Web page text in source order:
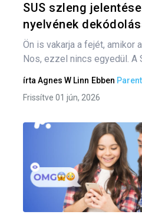
SUS szleng
nyelvének
Ön is vakarja a fejét, amikor
Nos, ezzel nincs egyedül. A
írta Agnes W Linn Ebben
Frissítve 01 jún, 2026